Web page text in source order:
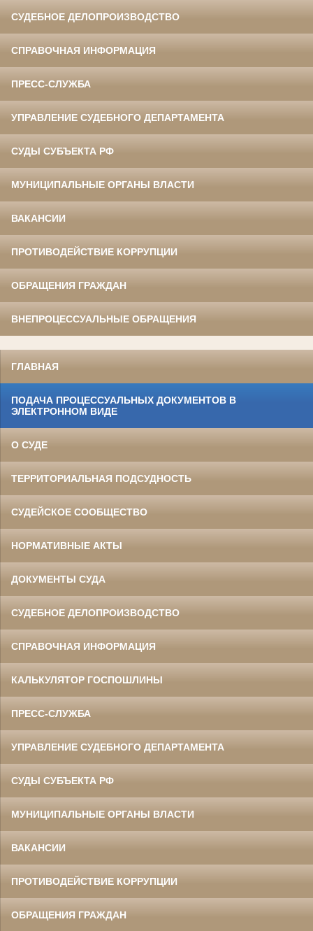
СУДЕБНОЕ ДЕЛОПРОИЗВОДСТВО
СПРАВОЧНАЯ ИНФОРМАЦИЯ
ПРЕСС-СЛУЖБА
УПРАВЛЕНИЕ СУДЕБНОГО ДЕПАРТАМЕНТА
СУДЫ СУБЪЕКТА РФ
МУНИЦИПАЛЬНЫЕ ОРГАНЫ ВЛАСТИ
ВАКАНСИИ
ПРОТИВОДЕЙСТВИЕ КОРРУПЦИИ
ОБРАЩЕНИЯ ГРАЖДАН
ВНЕПРОЦЕССУАЛЬНЫЕ ОБРАЩЕНИЯ
ГЛАВНАЯ
ПОДАЧА ПРОЦЕССУАЛЬНЫХ ДОКУМЕНТОВ В
ЭЛЕКТРОННОМ ВИДЕ
О СУДЕ
ТЕРРИТОРИАЛЬНАЯ ПОДСУДНОСТЬ
СУДЕЙСКОЕ СООБЩЕСТВО
НОРМАТИВНЫЕ АКТЫ
ДОКУМЕНТЫ СУДА
СУДЕБНОЕ ДЕЛОПРОИЗВОДСТВО
СПРАВОЧНАЯ ИНФОРМАЦИЯ
КАЛЬКУЛЯТОР ГОСПОШЛИНЫ
ПРЕСС-СЛУЖБА
УПРАВЛЕНИЕ СУДЕБНОГО ДЕПАРТАМЕНТА
СУДЫ СУБЪЕКТА РФ
МУНИЦИПАЛЬНЫЕ ОРГАНЫ ВЛАСТИ
ВАКАНСИИ
ПРОТИВОДЕЙСТВИЕ КОРРУПЦИИ
ОБРАЩЕНИЯ ГРАЖДАН